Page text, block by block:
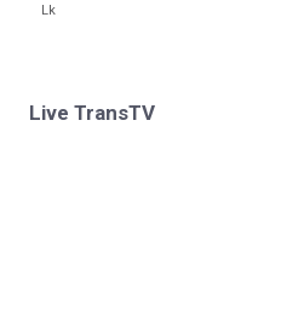
Lk
Live TransTV